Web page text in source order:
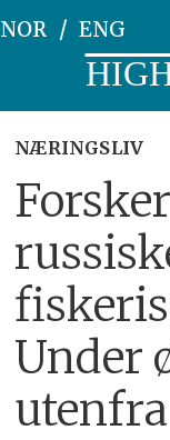
NOR ENG
NÆRINGSLIV
Under
utenfra